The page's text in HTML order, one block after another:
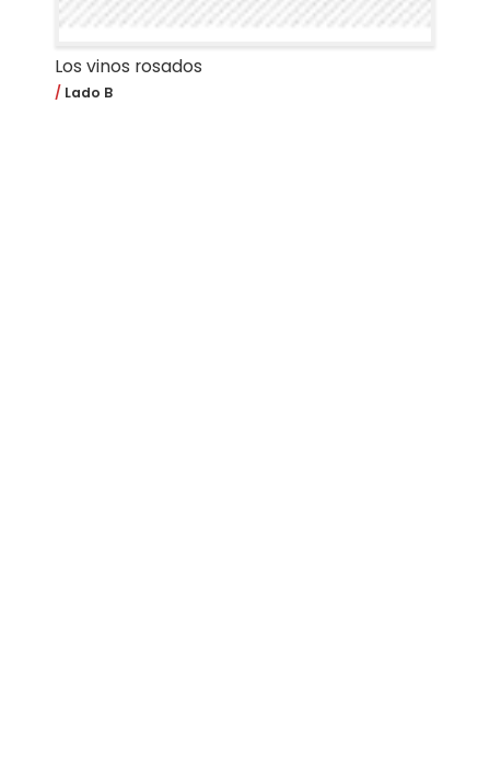
Los vinos rosados
Lado B